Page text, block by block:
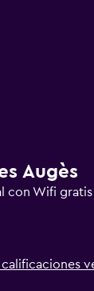
Augès
con Wifi gratis
calificaciones